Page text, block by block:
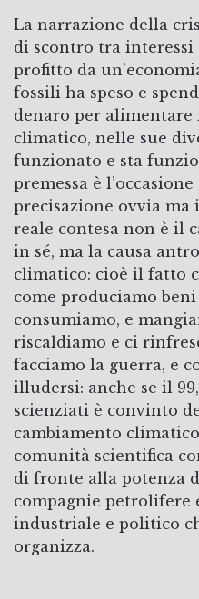
La narrazione della
di scontro tra interessi
profitto da
fossili ha speso e
denaro per alimentare
climatico, nelle sue
funzionato e sta
premessa è
precisazione ovvia ma
reale contesa non è il
in sé, ma la causa
climatico: cioè il fatto
come produciamo
consumiamo, e
riscaldiamo e ci
facciamo la guerra, e
illudersi: anche se il
scienziati è convinto
cambiamento
comunità scientifica
di fronte alla potenza
compagnie petrolifere
industriale e politico
organizza.